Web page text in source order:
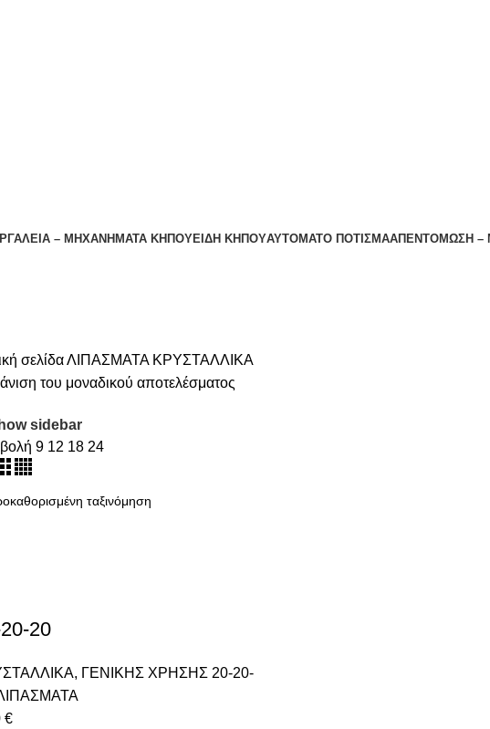
– ΜΗΧΑΝΗΜΑΤΑ ΚΗΠΟΥΕΊΔΗ ΚΉΠΟΥΑΥΤΌΜΑΤΟ ΠΌΤΙΣΜΑΑΠΕΝΤΟΜΩΣΗ –
σελίδαΛΙΠΑΣΜΑΤΑ ΚΡΥΣΤΑΛΛΙΚΑ
του μοναδικού αποτελέσματος
sidebar
9 12 18 24
20
, ΓΕΝΙΚΗΣ ΧΡΗΣΗΣ 20-20-
€